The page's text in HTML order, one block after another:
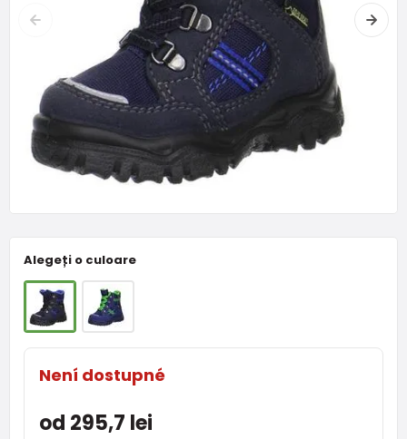
Alegeți o culoare
Není dostupné
od 295,7 lei